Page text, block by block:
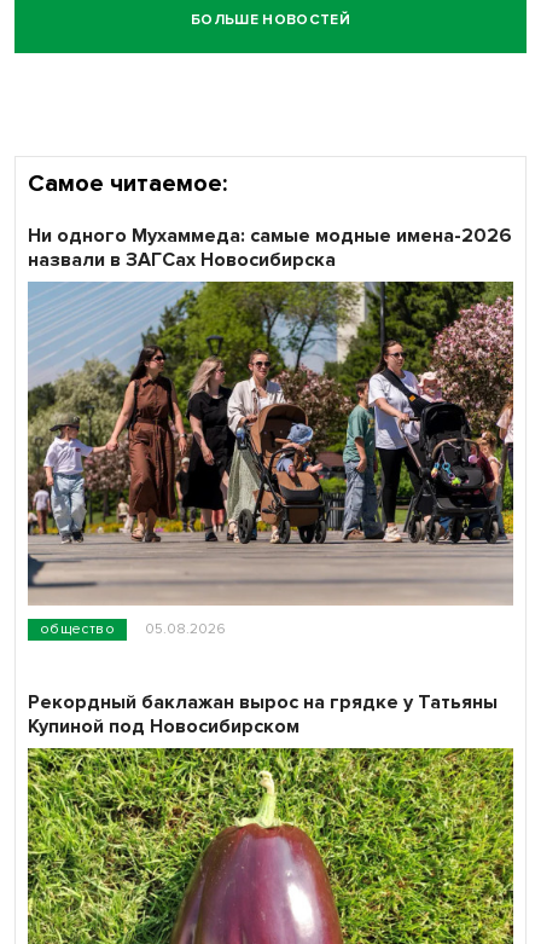
Честный выбор: видеонаблюдение обеспечит
объективность результатов ЕДГ в Новосибирской
БОЛЬШЕ НОВОСТЕЙ
Самое читаемое:
общество 05.08.2026
Ни одного Мухаммеда: самые модные имена-2026
назвали в ЗАГСах Новосибирска
Рекордный баклажан вырос на грядке у Татьяны
Купиной под Новосибирском